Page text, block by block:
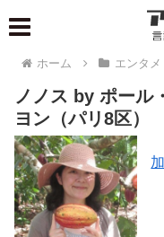
ホーム エンタメ
ノノス by ポール
ヨン（パリ8区）